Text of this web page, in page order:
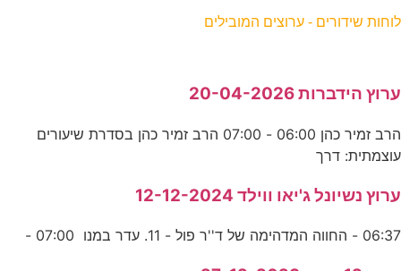
לוחות שידורים - ערוצים המובילים
ערוץ הידברות 20-04-2026
הרב זמיר כהן 06:00 - 07:00 הרב זמיר כהן בסדרת שיעורים
עוצמתית: דרך
ערוץ נשיונל ג'יאו ווילד 12-12-2024
06:37 - החווה המדהימה של ד''ר פול - 11. עדר במנו 07:00 -